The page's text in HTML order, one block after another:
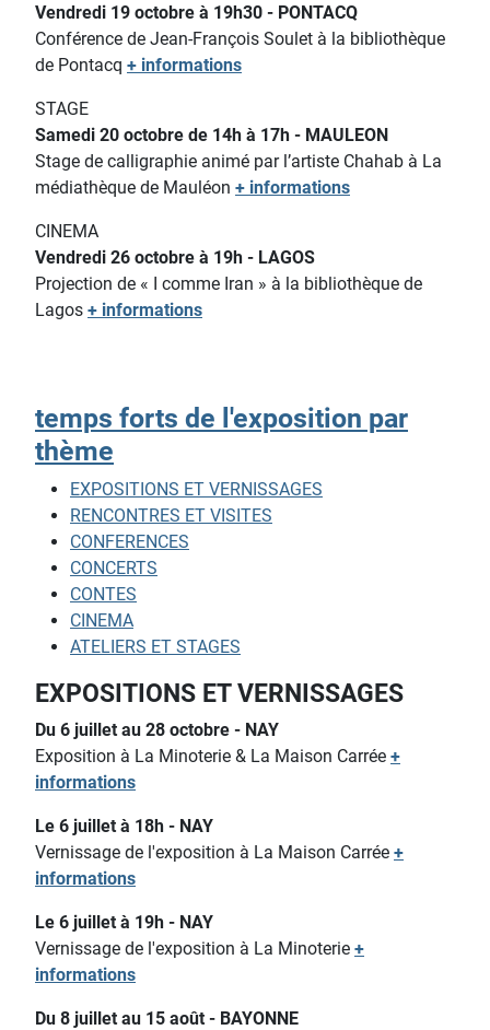
Vendredi 19 octobre à 19h30 - PONTACQ
Conférence de Jean-François Soulet à la bibliothèque
de Pontacq + informations
STAGE
Samedi 20 octobre de 14h à 17h - MAULEON
Stage de calligraphie animé par l’artiste Chahab à La
médiathèque de Mauléon + informations
CINEMA
Vendredi 26 octobre à 19h - LAGOS
Projection de « I comme Iran » à la bibliothèque de
Lagos + informations
temps forts de l'exposition par
thème
EXPOSITIONS ET VERNISSAGES
RENCONTRES ET VISITES
CONFERENCES
CONCERTS
CONTES
CINEMA
ATELIERS ET STAGES
EXPOSITIONS ET VERNISSAGES
Du 6 juillet au 28 octobre - NAY
Exposition à La Minoterie & La Maison Carrée +
informations
Le 6 juillet à 18h - NAY
Vernissage de l'exposition à La Maison Carrée +
informations
Le 6 juillet à 19h - NAY
Vernissage de l'exposition à La Minoterie +
informations
Du 8 juillet au 15 août - BAYONNE